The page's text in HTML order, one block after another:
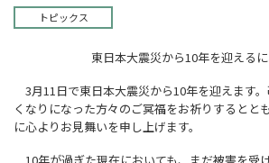
トピックス
東日本大震災から10年を迎える
3月11日で東日本大震災から10年を迎えます
くなりになった方々のご冥福をお祈りするとと
に心よりお見舞いを申し上げます。